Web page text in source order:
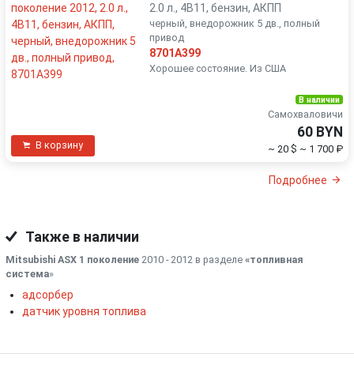
2.0 л., 4B11, бензин, АКПП
черный, внедорожник 5 дв., полный
привод
8701A399
Хорошее состояние. Из США
В корзину
В наличии
Самохваловичи
60 BYN
~ 20 $ ~ 1 700 ₽
Подробнее
Также в наличии
Mitsubishi ASX 1 поколение 2010 - 2012 в разделе «топливная
система»
адсорбер
датчик уровня топлива